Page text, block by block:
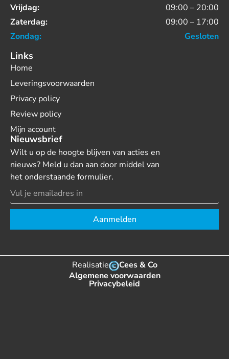
Vrijdag:
09:00 – 20:00
Zaterdag:
09:00 – 17:00
Zondag:
Gesloten
Links
Home
Leveringsvoorwaarden
Privacy policy
Review policy
Mijn account
Nieuwsbrief
Wilt u op de hoogte blijven van acties en
nieuws? Meld u dan aan door middel van
het onderstaande formulier.
Aanmelden
Realisatie
Cees & Co
Algemene voorwaarden
Privacybeleid